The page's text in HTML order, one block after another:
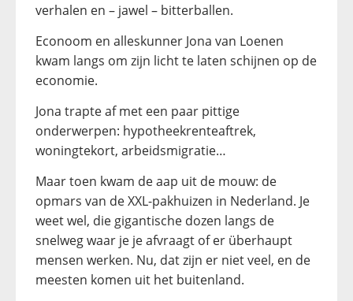
verhalen en – jawel – bitterballen.
Econoom en alleskunner Jona van Loenen
kwam langs om zijn licht te laten schijnen op de
economie.
Jona trapte af met een paar pittige
onderwerpen: hypotheekrenteaftrek,
woningtekort, arbeidsmigratie…
Maar toen kwam de aap uit de mouw: de
opmars van de XXL-pakhuizen in Nederland. Je
weet wel, die gigantische dozen langs de
snelweg waar je je afvraagt of er überhaupt
mensen werken. Nu, dat zijn er niet veel, en de
meesten komen uit het buitenland.